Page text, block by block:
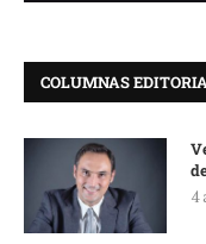
COLUMNAS
4